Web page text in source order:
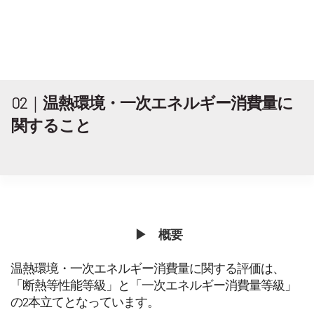
02｜ 温熱環境・一次エネルギー消費量に
関すること
▶︎ 概要
温熱環境・一次エネルギー消費量に関する評価は、
「断熱等性能等級」と「一次エネルギー消費量等級」
の2本立てとなっています。